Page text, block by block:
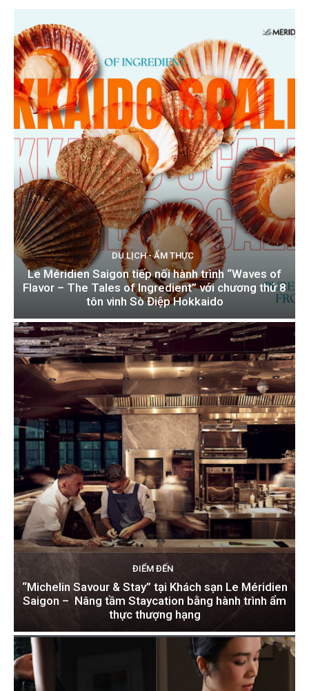
DU LỊCH - ẨM THỰC
Le Méridien Saigon tiếp nối hành trình “Waves of
Flavor – The Tales of Ingredient” với chương thứ 8
tôn vinh Sò Điệp Hokkaido
ĐIỂM ĐẾN
“Michelin Savour & Stay” tại Khách sạn Le Méridien
Saigon – Nâng tầm Staycation bằng hành trình ẩm
thực thượng hạng